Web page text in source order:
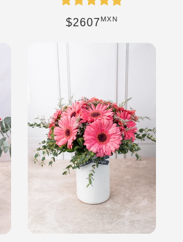
Precio habitual
$2607MXN